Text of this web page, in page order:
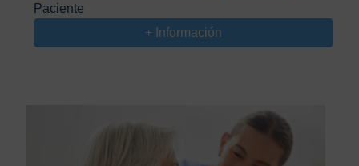
Paciente
+ Información